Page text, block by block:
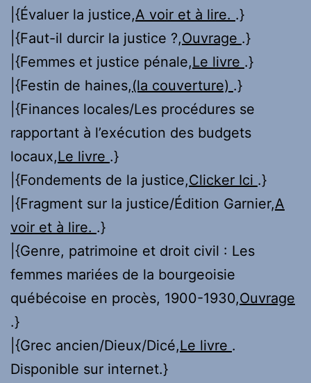
|{Évaluer la justice,A voir et à lire. .}
|{Faut-il durcir la justice ?,Ouvrage .}
|{Femmes et justice pénale,Le livre .}
|{Festin de haines,(la couverture) .}
|{Finances locales/Les procédures se
rapportant à l’exécution des budgets
locaux,Le livre .}
|{Fondements de la justice,Clicker Ici .}
|{Fragment sur la justice/Édition Garnier,A
voir et à lire. .}
|{Genre, patrimoine et droit civil : Les
femmes mariées de la bourgeoisie
québécoise en procès, 1900-1930,Ouvrage
.}
|{Grec ancien/Dieux/Dicé,Le livre .
Disponible sur internet.}